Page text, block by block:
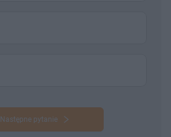
Następne pytanie